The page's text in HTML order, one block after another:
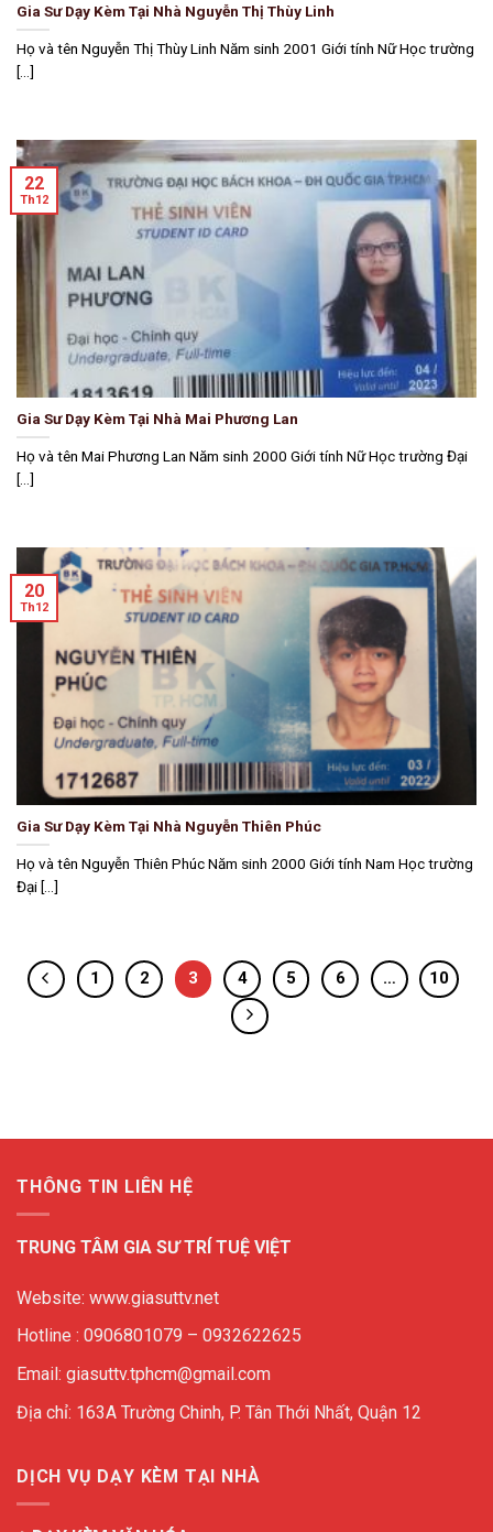
Gia Sư Dạy Kèm Tại Nhà Nguyễn Thị Thùy Linh
Họ và tên Nguyễn Thị Thùy Linh Năm sinh 2001 Giới tính Nữ Học trường
[...]
Gia Sư Dạy Kèm Tại Nhà Mai Phương Lan
Họ và tên Mai Phương Lan Năm sinh 2000 Giới tính Nữ Học trường Đại
[...]
22
Th12
Gia Sư Dạy Kèm Tại Nhà Nguyễn Thiên Phúc
Họ và tên Nguyễn Thiên Phúc Năm sinh 2000 Giới tính Nam Học trường
Đại [...]
20
Th12
1 2 3 4 5 6 … 10
THÔNG TIN LIÊN HỆ
TRUNG TÂM GIA SƯ TRÍ TUỆ VIỆT
Website: www.giasuttv.net
Hotline : 0906801079 – 0932622625
Email: giasuttv.tphcm@gmail.com
Địa chỉ: 163A Trường Chinh, P. Tân Thới Nhất, Quận 12
DỊCH VỤ DẠY KÈM TẠI NHÀ